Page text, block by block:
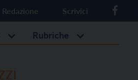
Redazione Scrivici
Rubriche